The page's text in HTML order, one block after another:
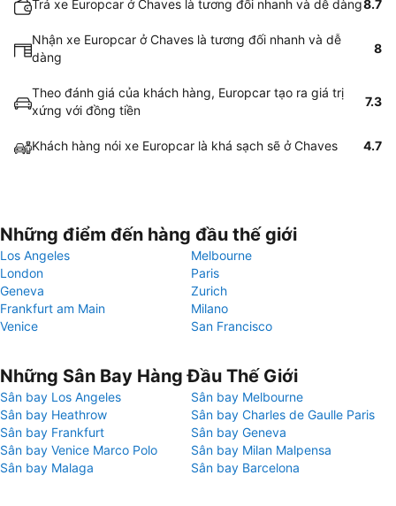
Trả xe Europcar ở Chaves là tương đối nhanh và dễ dàng8.7
Nhận xe Europcar ở Chaves là tương đối nhanh và dễ
dàng
8
Theo đánh giá của khách hàng, Europcar tạo ra giá trị
xứng với đồng tiền
7.3
Khách hàng nói xe Europcar là khá sạch sẽ ở Chaves 4.7
Những điểm đến hàng đầu thế giới
Los Angeles
Melbourne
London
Paris
Geneva
Zurich
Frankfurt am Main
Milano
Venice
San Francisco
Những Sân Bay Hàng Đầu Thế Giới
Sân bay Los Angeles
Sân bay Melbourne
Sân bay Heathrow
Sân bay Charles de Gaulle Paris
Sân bay Frankfurt
Sân bay Geneva
Sân bay Venice Marco Polo
Sân bay Milan Malpensa
Sân bay Malaga
Sân bay Barcelona